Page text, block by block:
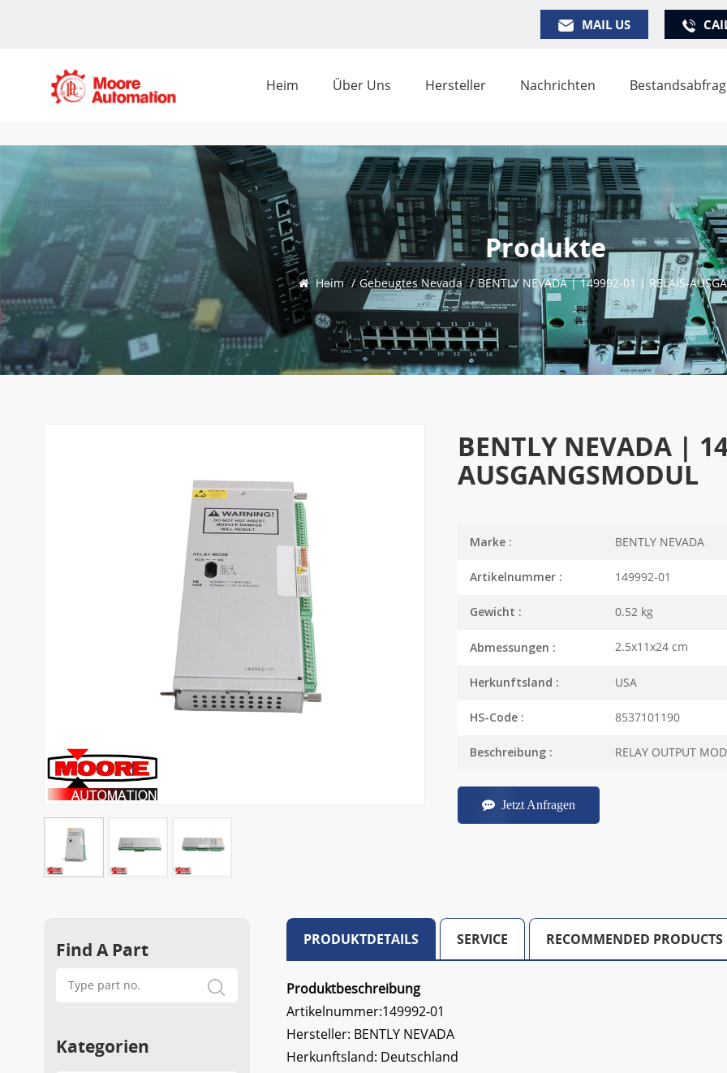
MAIL US
Heim Über Uns Hersteller Nachrichten
Produkte
Heim / Gebeugtes Nevada / BENTLY NEVADA | 149992-01 | RELAIS-
BENTLY NEVADA |
AUSGANGSMODUL
Marke : BENTLY NEVADA
Artikelnummer : 149992-01
Gewicht : 0.52 kg
Abmessungen : 2.5x11x24 cm
Herkunftsland : USA
HS-Code : 8537101190
Beschreibung : RELAY OUTPUT
Jetzt Anfragen
PRODUKTDETAILS SERVICE RECOMMENDED PRODUCTS
Produktbeschreibung
Artikelnummer:149992-01
Hersteller: BENTLY NEVADA
Herkunftsland: Deutschland
Find A Part
Kategorien